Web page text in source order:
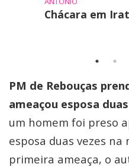
Chácara em
PM de Rebouças
ameaçou esposa
um homem foi preso
esposa duas vezes
primeira ameaça, o